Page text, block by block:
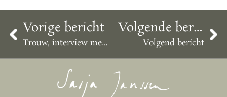
Vorige bericht
Trouw, interview met Janita Monna, 18 januari 2024
Volgende bericht
Volgend bericht